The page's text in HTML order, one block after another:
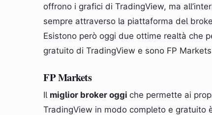
offrono i grafici di TradingView, ma
sempre attraverso la piattaforma del
Esistono però oggi due ottime realtà che
gratuito di TradingView e sono FP
FP Markets
Il miglior broker oggi che permette ai
TradingView in modo completo e gratuito